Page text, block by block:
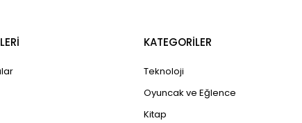
KATEGORİLER
Teknoloji
Oyuncak ve Eğlence
Kitap